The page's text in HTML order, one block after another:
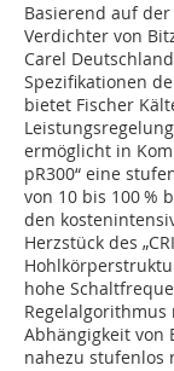
Basierend auf der
Verdichter von
Carel
Spezifikationen
bietet Fischer
ermöglicht in
pR300“ eine
von 10 bis 100 %
den
Herzstück des
hohe
Regelalgorithmus
Abhängigkeit von
nahezu stufenlos